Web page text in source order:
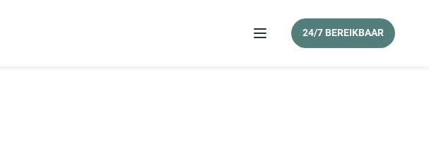
Menu
24/7 BEREIKBAAR